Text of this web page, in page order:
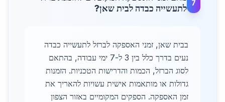
7
לתעשייה כבדה לבית שאן?
בבית שאן, זמני האספקה לברזל לתעשייה כבדה
נעים בדרך כלל בין 3 ל-7 ימי עבודה, בהתאם
לסוג הברזל, הכמות והדרישות הטכניות. הזמנות
גדולות או מותאמות אישית עשויות להאריך את
זמן האספקה. הספקים המקומיים באזור הצפון